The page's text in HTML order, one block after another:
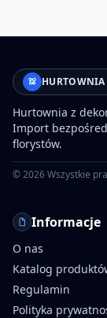
HURTOWNIA
Hurtownia z
Import
florystów.
©2026Wszystkie
Informacje
O nas
Katalog
Regulamin
Polityka